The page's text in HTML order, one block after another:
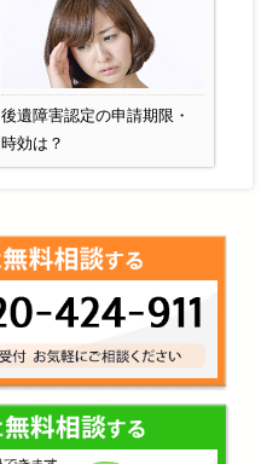
後遺障害認定の申請期限・
時効は？